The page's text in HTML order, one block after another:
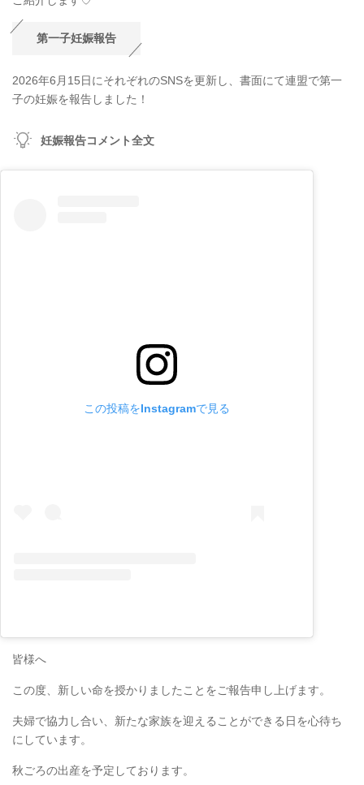
第一子妊娠報告
2026年6月15日にそれぞれのSNSを更新し、書面にて連盟で第一
子の妊娠を報告しました！
妊娠報告コメント全文
この投稿をInstagramで見る
皆様へ
この度、新しい命を授かりましたことをご報告申し上げます。
夫婦で協力し合い、新たな家族を迎えることができる日を心待ち
にしています。
秋ごろの出産を予定しております。